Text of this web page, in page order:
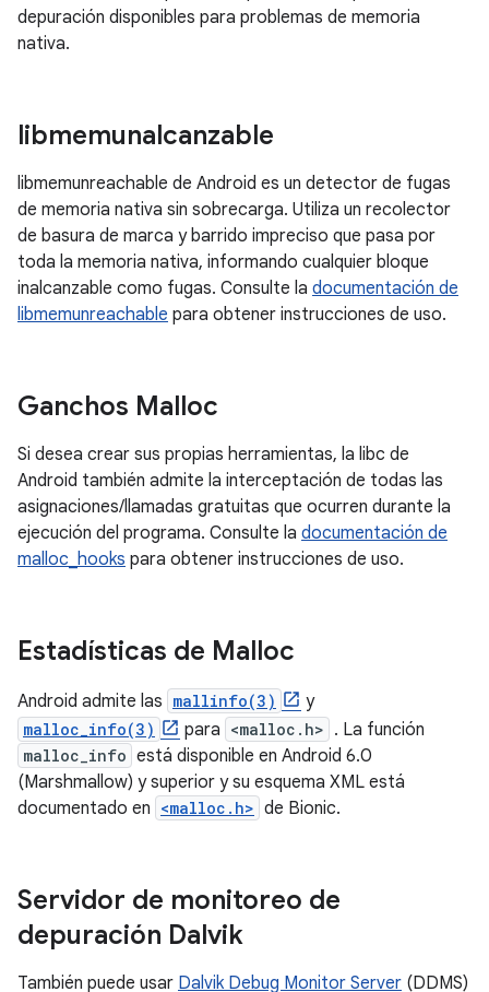
depuración disponibles para problemas de memoria
nativa.
libmemunalcanzable
libmemunreachable de Android es un detector de fugas
de memoria nativa sin sobrecarga. Utiliza un recolector
de basura de marca y barrido impreciso que pasa por
toda la memoria nativa, informando cualquier bloque
inalcanzable como fugas. Consulte la documentación de
libmemunreachable para obtener instrucciones de uso.
Ganchos Malloc
Si desea crear sus propias herramientas, la libc de
Android también admite la interceptación de todas las
asignaciones/llamadas gratuitas que ocurren durante la
ejecución del programa. Consulte la documentación de
malloc_hooks para obtener instrucciones de uso.
Estadísticas de Malloc
Android admite las mallinfo(3) y
malloc_info(3) para <malloc.h> . La función
malloc_info está disponible en Android 6.0
(Marshmallow) y superior y su esquema XML está
documentado en <malloc.h> de Bionic.
Servidor de monitoreo de
depuración Dalvik
También puede usar Dalvik Debug Monitor Server (DDMS)